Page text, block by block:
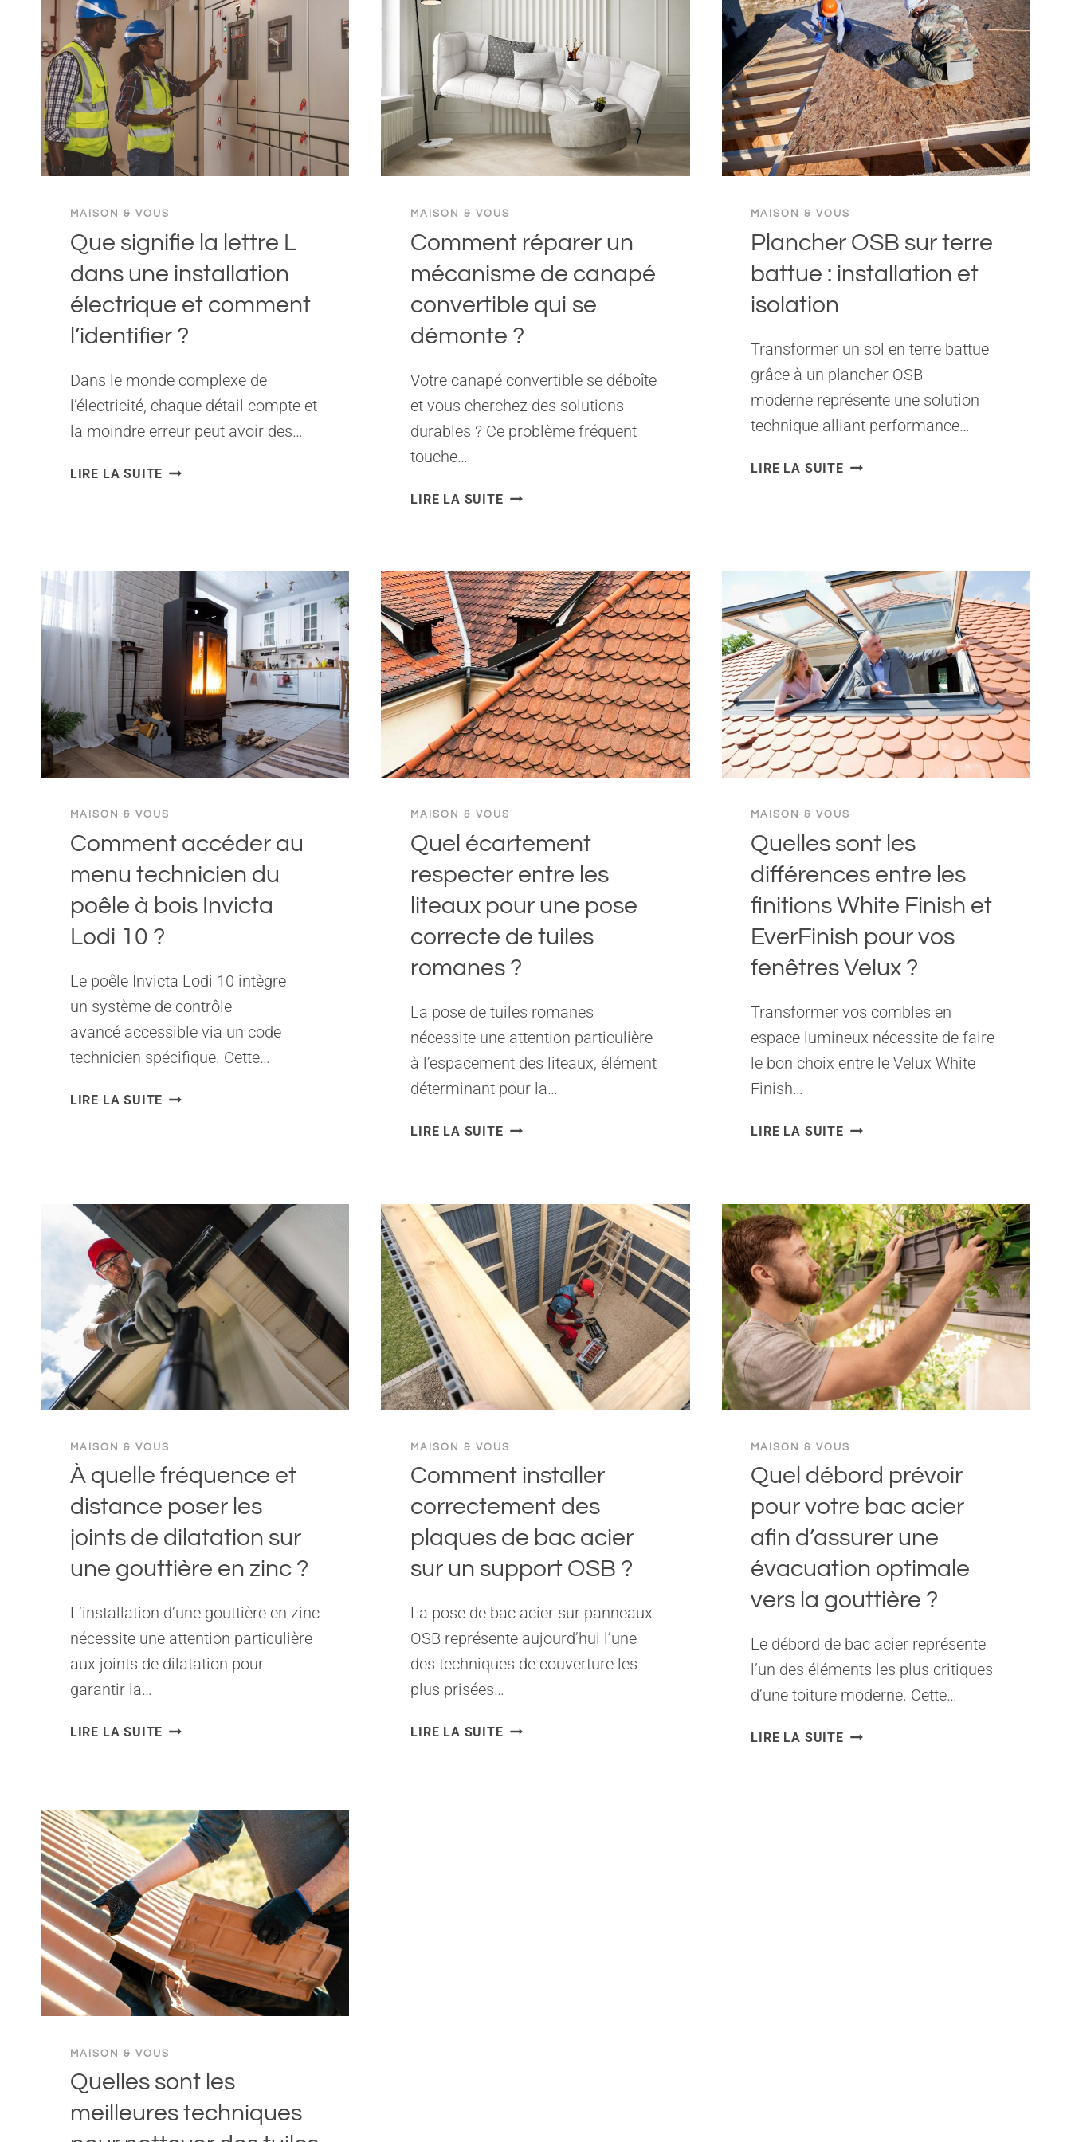
MAISON & VOUS
Que signifie la lettre L
dans une installation
électrique et comment
l’identifier ?
Dans le monde complexe de
l’électricité, chaque détail compte et
la moindre erreur peut avoir des…
LIRE LA SUITE QUE
DANS
UNE
INSTALLATION
ÉLECTRIQUE
ET
COMMENT
L’IDENTIFIER
MAISON & VOUS
Comment réparer un
mécanisme de canapé
convertible qui se
démonte ?
Votre canapé convertible se déboîte
et vous cherchez des solutions
durables ? Ce problème fréquent
touche…
LIRE LA SUITECOMMENT
DE
CANAPÉ
CONVERTIBLE
QUI
SE
DÉMONTE
?
MAISON & VOUS
Plancher OSB sur terre
battue : installation et
isolation
Transformer un sol en terre battue
grâce à un plancher OSB
moderne représente une solution
technique alliant performance…
LIRE LA SUITEPLANCHER
INSTALLATION
ET
ISOLATION
MAISON & VOUS
Comment accéder au
menu technicien du
poêle à bois Invicta
Lodi 10 ?
Le poêle Invicta Lodi 10 intègre
un système de contrôle
avancé accessible via un code
technicien spécifique. Cette…
LIRE LA SUITE COMMENT
POÊLE
BOIS
INVICTA
LODI
10
?
MAISON & VOUS
Quel écartement
respecter entre les
liteaux pour une pose
correcte de tuiles
romanes ?
La pose de tuiles romanes
nécessite une attention particulière
à l’espacement des liteaux, élément
déterminant pour la…
LIRE LA SUITEQUEL
LES
LITEAUX
POUR
UNE
POSE
CORRECTE
TUILES
ROMANES
MAISON & VOUS
Quelles sont les
différences entre les
finitions White Finish et
EverFinish pour vos
fenêtres Velux ?
Transformer vos combles en
espace lumineux nécessite de faire
le bon choix entre le Velux White
Finish…
LIRE LA SUITEQUELLES
ENTRE
LES
FINITIONS
WHITE
FINISH
ET
EVERFINISH
POUR
VOS
FENÊTRES
VELUX
MAISON & VOUS
À quelle fréquence et
distance poser les
joints de dilatation sur
une gouttière en zinc ?
L’installation d’une gouttière en zinc
nécessite une attention particulière
aux joints de dilatation pour
garantir la…
LIRE LA SUITE À
DISTANCE
POSER
LES
JOINTS
DE
DILATATION
SUR
UNE
GOUTTIÈRE
EN
ZINC
MAISON & VOUS
Comment installer
correctement des
plaques de bac acier
sur un support OSB ?
La pose de bac acier sur panneaux
OSB représente aujourd’hui l’une
des techniques de couverture les
plus prisées…
LIRE LA SUITECOMMENT
MAISON & VOUS
Quel débord prévoir
pour votre bac acier
afin d’assurer une
évacuation optimale
vers la gouttière ?
Le débord de bac acier représente
l’un des éléments les plus critiques
d’une toiture moderne. Cette…
LIRE LA SUITEQUEL
MAISON & VOUS
Quelles sont les
meilleures techniques